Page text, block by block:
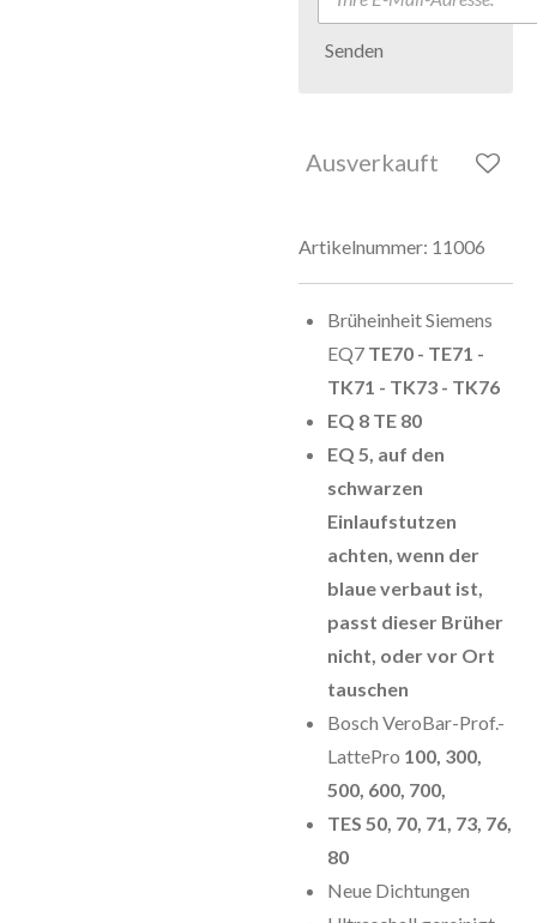
Senden
Ausverkauft
Artikelnummer: 11006
Brüheinheit Siemens
EQ7 TE70 - TE71 -
TK71 - TK73 - TK76
EQ 8 TE 80
EQ 5, auf den
schwarzen
Einlaufstutzen
achten, wenn der
blaue verbaut ist,
passt dieser Brüher
nicht, oder vor Ort
tauschen
Bosch VeroBar-Prof.-
LattePro 100, 300,
500, 600, 700,
TES 50, 70, 71, 73, 76,
80
Neue Dichtungen